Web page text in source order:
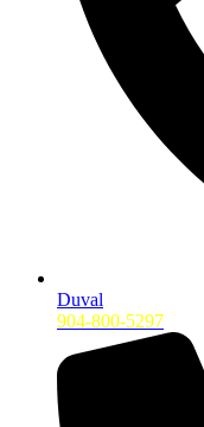
Duval
904-800-5297